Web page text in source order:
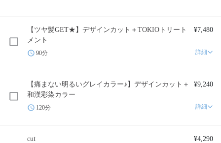
【ツヤ髪GET★】デザインカット＋TOKIOトリート
メント
¥7,480
90分 詳細
【痛まない明るいグレイカラー♪】デザインカット＋
和漢彩染カラー
¥9,240
120分 詳細
cut ¥4,290